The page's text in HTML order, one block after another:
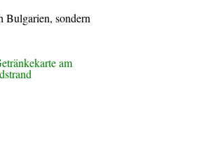
Bulgarien, sondern